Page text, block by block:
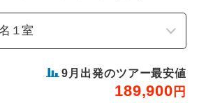
9 月出発のツアー最安値
189,900 円